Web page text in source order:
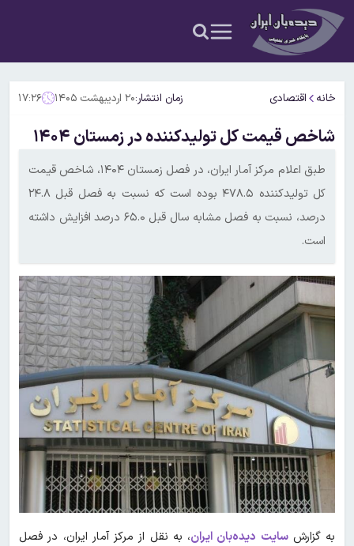
خانه اقتصادی زمان انتشار:۲۰ اردیبهشت ۱۴۰۵ ۱۷:۲۶
شاخص قیمت کل تولیدکننده در زمستان ۱۴۰۴
طبق اعلام مرکز آمار ایران، در فصل زمستان ۱۴۰۴، شاخص قیمت
کل تولیدکننده ۴۷۸.۵ بوده است که نسبت به فصل قبل ۲۴.۸
درصد، نسبت به فصل مشابه سال قبل ۶۵.۰ درصد افزایش داشته
است.
به گزارشسایت دیده‌بان ایران، به نقل از مرکز آمار ایران، در فصل